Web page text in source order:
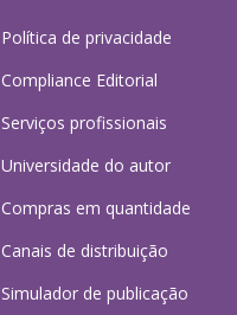
Política de privacidade
Compliance Editorial
Serviços profissionais
Universidade do autor
Compras em quantidade
Canais de distribuição
Simulador de publicação